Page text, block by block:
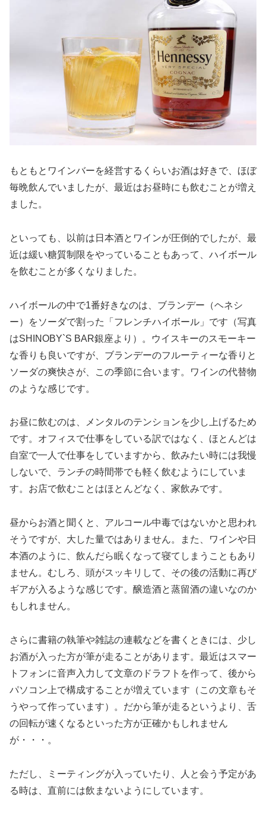
もともとワインバーを経営するくらいお酒は好きで、ほぼ
毎晩飲んでいましたが、最近はお昼時にも飲むことが増え
ました。
といっても、以前は日本酒とワインが圧倒的でしたが、最
近は緩い糖質制限をやっていることもあって、ハイボール
を飲むことが多くなりました。
ハイボールの中で1番好きなのは、ブランデー（ヘネシ
ー）をソーダで割った「フレンチハイボール」です（写真
はSHINOBY`S BAR銀座より）。ウイスキーのスモーキー
な香りも良いですが、ブランデーのフルーティーな香りと
ソーダの爽快さが、この季節に合います。ワインの代替物
のような感じです。
お昼に飲むのは、メンタルのテンションを少し上げるため
です。オフィスで仕事をしている訳ではなく、ほとんどは
自室で一人で仕事をしていますから、飲みたい時には我慢
しないで、ランチの時間帯でも軽く飲むようにしていま
す。お店で飲むことはほとんどなく、家飲みです。
昼からお酒と聞くと、アルコール中毒ではないかと思われ
そうですが、大した量ではありません。また、ワインや日
本酒のように、飲んだら眠くなって寝てしまうこともあり
ません。むしろ、頭がスッキリして、その後の活動に再び
ギアが入るような感じです。醸造酒と蒸留酒の違いなのか
もしれません。
さらに書籍の執筆や雑誌の連載などを書くときには、少し
お酒が入った方が筆が走ることがあります。最近はスマー
トフォンに音声入力して文章のドラフトを作って、後から
パソコン上で構成することが増えています（この文章もそ
うやって作っています）。だから筆が走るというより、舌
の回転が速くなるといった方が正確かもしれません
が・・・。
ただし、ミーティングが入っていたり、人と会う予定があ
る時は、直前には飲まないようにしています。